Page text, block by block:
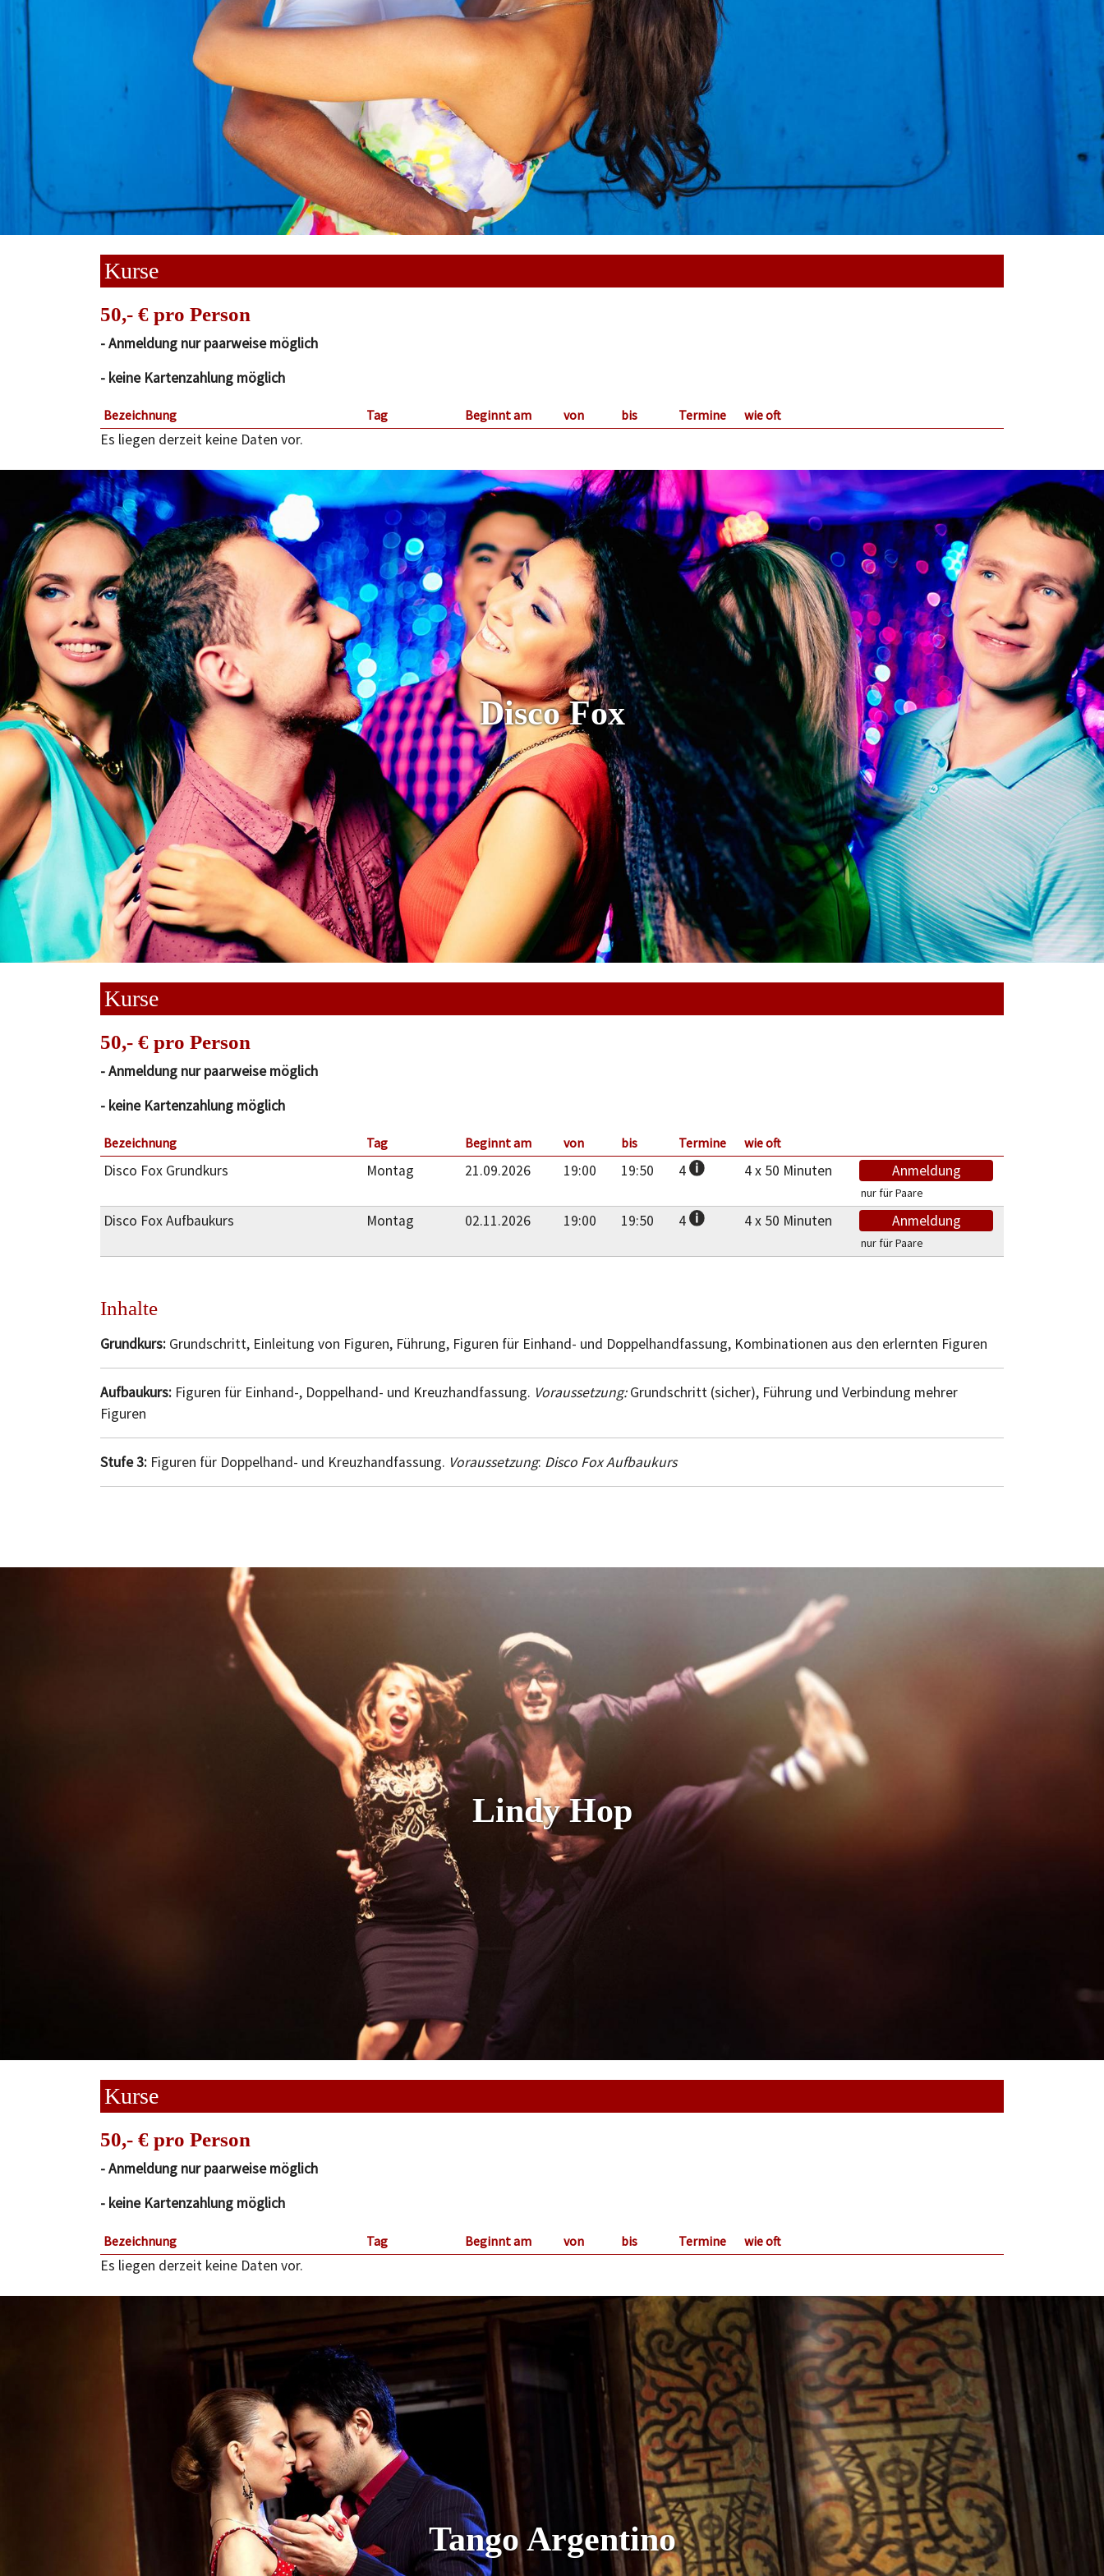
Kurse
50,- € pro Person
- Anmeldung nur paarweise möglich
- keine Kartenzahlung möglich
Bezeichnung Tag Beginnt am von bis Termine wie oft
Es liegen derzeit keine Daten vor.
Disco Fox
Kurse
50,- € pro Person
- Anmeldung nur paarweise möglich
- keine Kartenzahlung möglich
Bezeichnung Tag Beginnt am von bis Termine wie oft
Disco Fox Grundkurs Montag 21.09.2026 19:00 19:50 4 4 x 50 Minuten Anmeldung
nur für Paare
Disco Fox Aufbaukurs Montag 02.11.2026 19:00 19:50 4 4 x 50 Minuten Anmeldung
nur für Paare
Inhalte
Grundkurs: Grundschritt, Einleitung von Figuren, Führung, Figuren für Einhand- und Doppelhandfassung, Kombinationen aus den erlernten Figuren
Aufbaukurs: Figuren für Einhand-, Doppelhand- und Kreuzhandfassung. Voraussetzung:Grundschritt (sicher), Führung und Verbindung mehrer
Figuren
Stufe 3: Figuren für Doppelhand- und Kreuzhandfassung. Voraussetzung: Disco Fox Aufbaukurs
Lindy Hop
Kurse
50,- € pro Person
- Anmeldung nur paarweise möglich
- keine Kartenzahlung möglich
Bezeichnung Tag Beginnt am von bis Termine wie oft
Es liegen derzeit keine Daten vor.
Tango Argentino